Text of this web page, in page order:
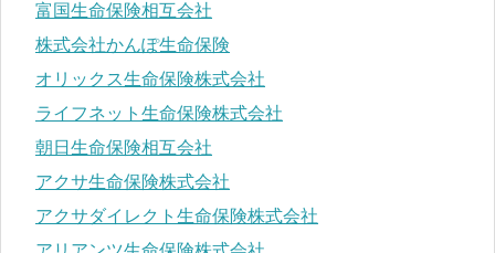
富国生命保険相互会社
株式会社かんぽ生命保険
オリックス生命保険株式会社
ライフネット生命保険株式会社
朝日生命保険相互会社
アクサ生命保険株式会社
アクサダイレクト生命保険株式会社